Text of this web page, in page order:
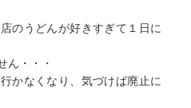
のうどんが好きすぎて１日に
ん・・・
かなくなり、気づけば廃止に